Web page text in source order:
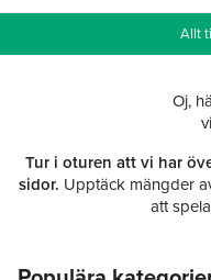
Allt
Oj,
Tur i oturen att vi har
sidor. Upptäck mängder
att